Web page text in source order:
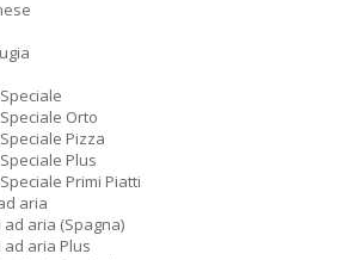
Orto
Pizza
Plus
Primi Piatti
aria
aria (Spagna)
ad aria Plus